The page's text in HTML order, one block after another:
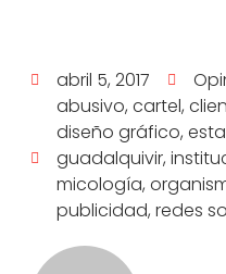
abril 5, 2017
abusivo, cartel,
diseño gráfico,
guadalquivir,
micología,
publicidad, redes